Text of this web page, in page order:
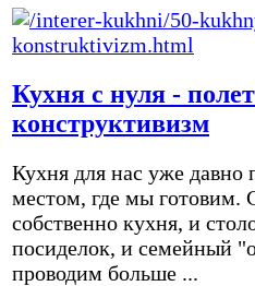
Кухня с нуля -
конструктивизм
Кухня для нас уже давно
местом, где мы готовим.
собственно кухня, и
посиделок, и семейный
проводим больше ...